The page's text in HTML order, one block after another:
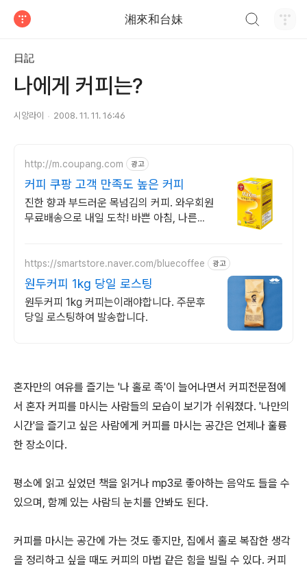
湘來和台妹
日記
나에게 커피는?
시앙라이 2008. 11. 11. 16:46
http://m.coupang.com 광고
커피 쿠팡 고객 만족도 높은 커피
진한 향과 부드러운 목넘김의 커피. 와우회원
무료배송으로 내일 도착! 바쁜 아침, 나른한
https://smartstore.naver.com/bluecoffee 광고
원두커피 1kg 당일 로스팅
원두커피 1kg 커피는이래야합니다. 주문후
당일 로스팅하여 발송합니다.
혼자만의 여유를 즐기는 '나 홀로 족'이 늘어나면서 커피전문점에
서 혼자 커피를 마시는 사람들의 모습이 보기가 쉬워졌다. '나만의
시간'을 즐기고 싶은 사람에게 커피를 마시는 공간은 언제나 훌륭
한 장소이다.
평소에 읽고 싶었던 책을 읽거나 mp3로 좋아하는 음악도 들을 수
있으며, 함꼐 있는 사람듸 눈치를 안봐도 된다.
커피를 마시는 공간에 가는 것도 좋지만, 집에서 홀로 복잡한 생각
을 정리하고 싶을 때도 커피의 마법 같은 힘을 빌릴 수 있다. 커피